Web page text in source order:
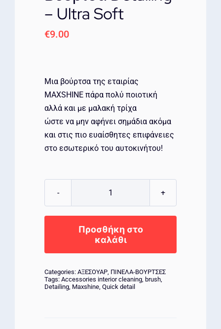
– Ultra Soft
€9.00
Μια βούρτσα της εταιρίας
MAXSHINE πάρα πολύ ποιοτική
αλλά και με μαλακή τρίχα
ώστε να μην αφήνει σημάδια ακόμα
και στις πιο ευαίσθητες επιφάνειες
στο εσωτερικό του αυτοκινήτου!
Detailing
–
Ultra
ποσότητα
Προσθήκη στο
καλάθι
Categories: ΑΞΕΣΟΥΑΡ, ΠΙΝΕΛΑ-ΒΟΥΡΤΣΕΣ
Tags: Accessories interior cleaning, brush,
Detailing, Maxshine, Quick detail